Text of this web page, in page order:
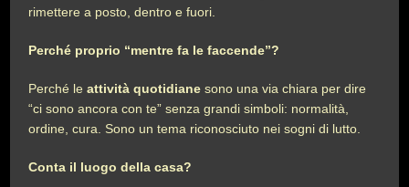
rimettere a posto, dentro e fuori.
Perché proprio “mentre fa le faccende”?
Perché leattività quotidiane sono una via chiara per dire
“ci sono ancora con te” senza grandi simboli: normalità,
ordine, cura. Sono un tema riconosciuto nei sogni di lutto.
Conta il luogo della casa?